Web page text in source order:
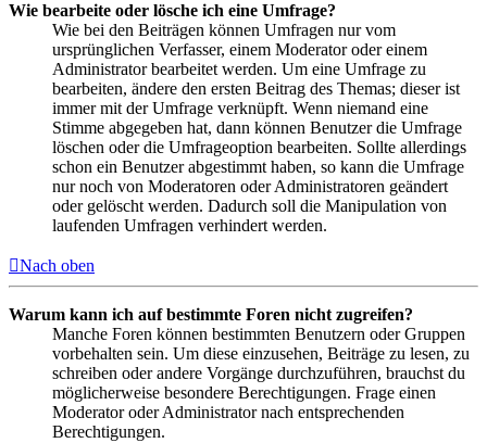
Wie bearbeite oder lösche ich eine Umfrage?
Wie bei den Beiträgen können Umfragen nur vom
ursprünglichen Verfasser, einem Moderator oder einem
Administrator bearbeitet werden. Um eine Umfrage zu
bearbeiten, ändere den ersten Beitrag des Themas; dieser ist
immer mit der Umfrage verknüpft. Wenn niemand eine
Stimme abgegeben hat, dann können Benutzer die Umfrage
löschen oder die Umfrageoption bearbeiten. Sollte allerdings
schon ein Benutzer abgestimmt haben, so kann die Umfrage
nur noch von Moderatoren oder Administratoren geändert
oder gelöscht werden. Dadurch soll die Manipulation von
laufenden Umfragen verhindert werden.
Nach oben
Warum kann ich auf bestimmte Foren nicht zugreifen?
Manche Foren können bestimmten Benutzern oder Gruppen
vorbehalten sein. Um diese einzusehen, Beiträge zu lesen, zu
schreiben oder andere Vorgänge durchzuführen, brauchst du
möglicherweise besondere Berechtigungen. Frage einen
Moderator oder Administrator nach entsprechenden
Berechtigungen.